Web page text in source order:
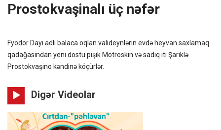
Prostokvaşinalı üç nəfər
Fyodor Dayı adlı balaca oqlan valideynlərin evdə heyvan saxlamaq
qadağasından yeni dostu pişik Motroskin və sadiq iti Şariklə
Prostokvaşino kəndinə köçürlər.
Digər Videolar